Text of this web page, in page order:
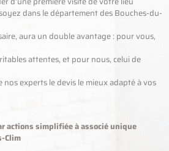
dans le département des Bouches-du-
aura un double avantage : pour vous,
attentes, et pour nous, celui de
experts le devis le mieux adapté à vos
actions simplifiée à associé unique
Clim